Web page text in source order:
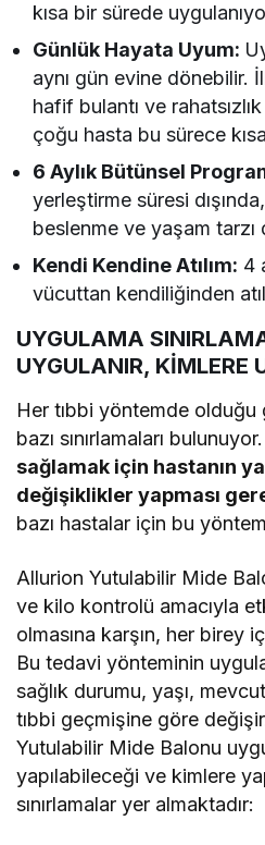
kısa bir sürede
Günlük Hayata Uyum:
aynı gün evine dönebilir.
hafif bulantı ve
çoğu hasta bu sürece
6 Aylık Bütünsel
yerleştirme süresi
beslenme ve yaşam tarzı
Kendi Kendine Atılım: 4
vücuttan kendiliğinden
UYGULAMA
UYGULANIR, KİMLERE
Her tıbbi yöntemde olduğu
bazı sınırlamaları
sağlamak için hastanın
değişiklikler yapması
bazı hastalar için bu
Allurion Yutulabilir Mide
ve kilo kontrolü amacıyla
olmasına karşın, her birey
Bu tedavi yönteminin
sağlık durumu, yaşı,
tıbbi geçmişine göre
Yutulabilir Mide Balonu
yapılabileceği ve kimlere
sınırlamalar yer almaktadır: